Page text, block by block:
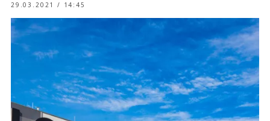
29.03.2021 / 14:45